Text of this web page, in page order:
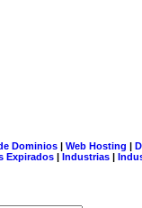
Dominios| Web Hosting |
Expirados | Industrias |